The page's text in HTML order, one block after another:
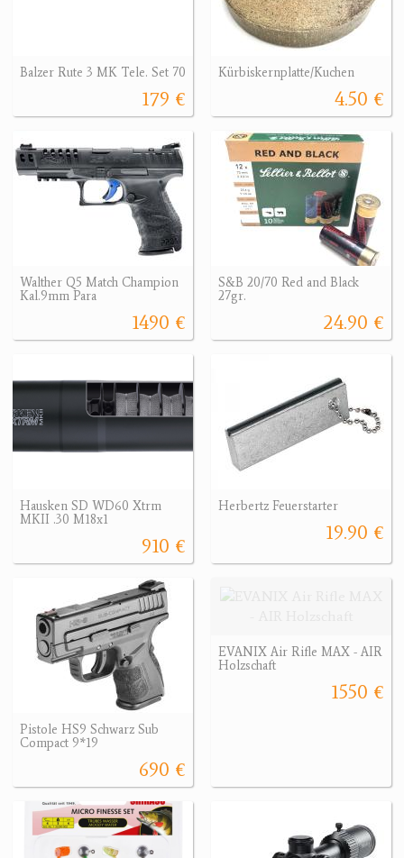
Balzer Rute 3 MK Tele. Set 70
179 €
Kürbiskernplatte/Kuchen
4.50 €
Walther Q5 Match Champion
Kal.9mm Para
1490 €
S&B 20/70 Red and Black
27gr.
24.90 €
Hausken SD WD60 Xtrm
MKII .30 M18x1
910 €
Herbertz Feuerstarter
19.90 €
Pistole HS9 Schwarz Sub
Compact 9*19
690 €
EVANIX Air Rifle MAX - AIR
Holzschaft
1550 €